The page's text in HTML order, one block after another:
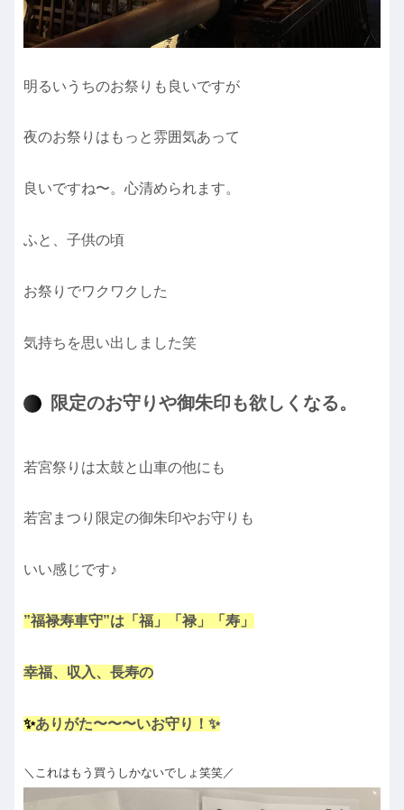
明るいうちのお祭りも良いですが
夜のお祭りはもっと雰囲気あって
良いですね〜。心清められます。
ふと、子供の頃
お祭りでワクワクした
気持ちを思い出しました笑
限定のお守りや御朱印も欲しくなる。
若宮祭りは太鼓と山車の他にも
若宮まつり限定の御朱印やお守りも
いい感じです♪
”福禄寿車守”は「福」「禄」「寿」
幸福、収入、長寿の
✨ありがた〜〜〜いお守り！✨
＼これはもう買うしかないでしょ笑笑／